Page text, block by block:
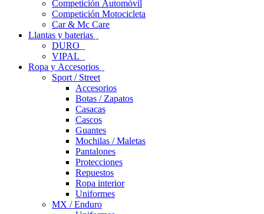
Competición Automóvil
Competición Motocicleta
Car & Mc Care
Llantas y baterias
DURO
VIPAL
Ropa y Accesorios
Sport / Street
Accesorios
Botas / Zapatos
Casacas
Cascos
Guantes
Mochilas / Maletas
Pantalones
Protecciones
Repuestos
Ropa interior
Uniformes
MX / Enduro